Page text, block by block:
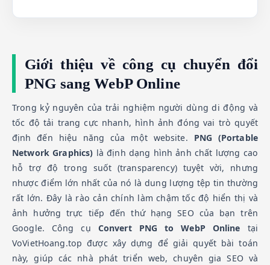
Giới thiệu về công cụ chuyển đổi
PNG sang WebP Online
Trong kỷ nguyên của trải nghiệm người dùng di động và
tốc độ tải trang cực nhanh, hình ảnh đóng vai trò quyết
định đến hiệu năng của một website. PNG (Portable
Network Graphics) là định dạng hình ảnh chất lượng cao
hỗ trợ độ trong suốt (transparency) tuyệt vời, nhưng
nhược điểm lớn nhất của nó là dung lượng tệp tin thường
rất lớn. Đây là rào cản chính làm chậm tốc độ hiển thị và
ảnh hưởng trực tiếp đến thứ hạng SEO của bạn trên
Google. Công cụ Convert PNG to WebP Online tại
VoVietHoang.top được xây dựng để giải quyết bài toán
này, giúp các nhà phát triển web, chuyên gia SEO và